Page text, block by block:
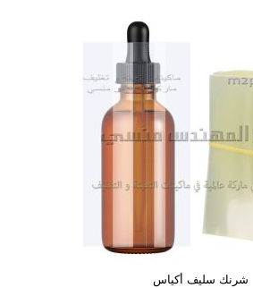
شرنك سليف أكياس